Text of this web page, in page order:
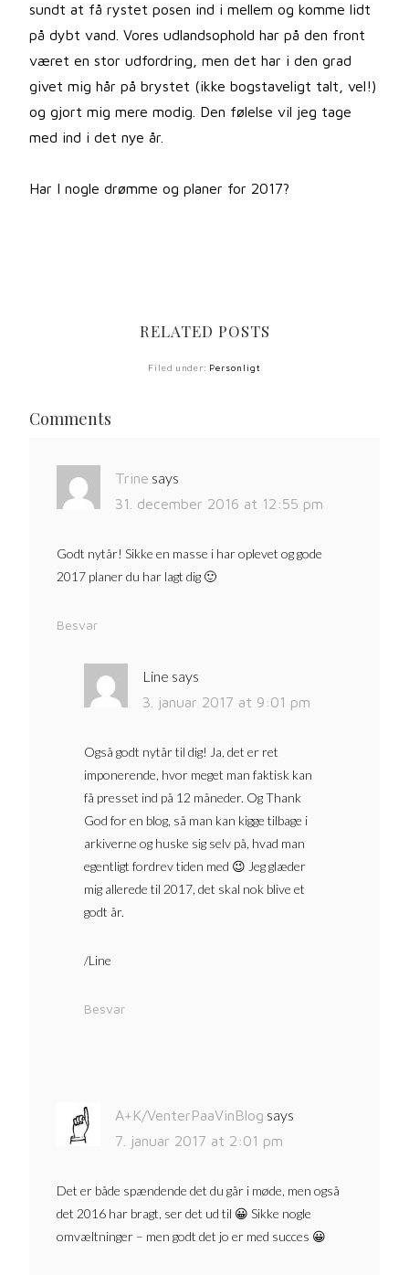
sundt at få rystet posen ind i mellem og komme lidt
på dybt vand. Vores udlandsophold har på den front
været en stor udfordring, men det har i den grad
givet mig hår på brystet (ikke bogstaveligt talt, vel!)
og gjort mig mere modig. Den følelse vil jeg tage
med ind i det nye år.
Har I nogle drømme og planer for 2017?
RELATED POSTS
Filed under: Personligt
Comments
Trine says
31. december 2016 at 12:55 pm
Godt nytår! Sikke en masse i har oplevet og gode
2017 planer du har lagt dig 🙂
Besvar
Line says
3. januar 2017 at 9:01 pm
Også godt nytår til dig! Ja, det er ret
imponerende, hvor meget man faktisk kan
få presset ind på 12 måneder. Og Thank
God for en blog, så man kan kigge tilbage i
arkiverne og huske sig selv på, hvad man
egentligt fordrev tiden med 😉 Jeg glæder
mig allerede til 2017, det skal nok blive et
godt år.
/Line
Besvar
A+K/VenterPaaVinBlog says
7. januar 2017 at 2:01 pm
Det er både spændende det du går i møde, men også
det 2016 har bragt, ser det ud til 😀 Sikke nogle
omvæltninger – men godt det jo er med succes 😀